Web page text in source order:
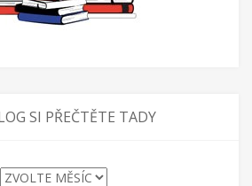
SI PŘEČTĚTE TADY